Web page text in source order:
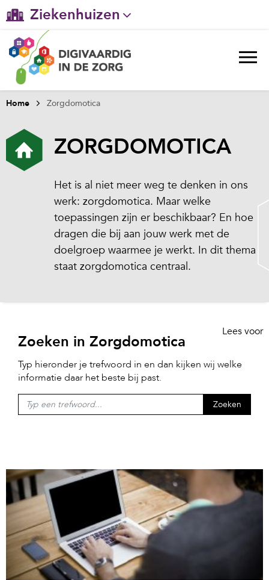
Ziekenhuizen
Gehandicaptenzorg
Verpleeghuiszorg & Zorg thuis
Ggz
Huisartsenzorg
Welzijn / sociaal werk
Home Zorgdomotica
ZORGDOMOTICA
Het is al niet meer weg te denken in ons
werk: zorgdomotica. Maar welke
toepassingen zijn er beschikbaar? En hoe
dragen die bij aan jouw werk met de
doelgroep waarmee je werkt. In dit thema
staat zorgdomotica centraal.
Lees voor
Zoeken in Zorgdomotica
Typ hieronder je trefwoord in en dan kijken wij welke
informatie daar het beste bij past.
Zoeken